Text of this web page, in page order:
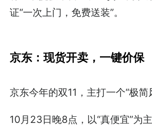
证“一次上门，免费送装”。
京东：现货开卖，一键价保
京东今年的双11，主打一个“极简
10月23日晚8点，以“真便宜”为